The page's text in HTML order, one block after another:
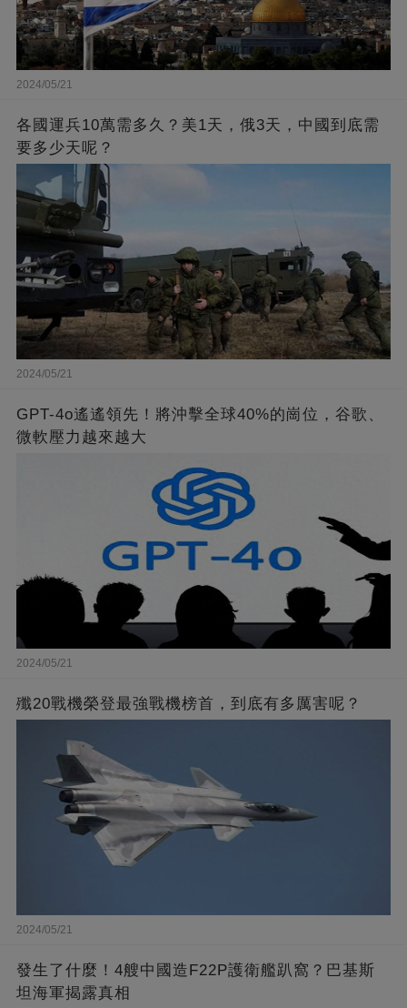
2024/05/21
各國運兵10萬需多久？美1天，俄3天，中國到底需
要多少天呢？
2024/05/21
GPT-4o遙遙領先！將沖擊全球40%的崗位，谷歌、
微軟壓力越來越大
2024/05/21
殲20戰機榮登最強戰機榜首，到底有多厲害呢？
2024/05/21
發生了什麼！4艘中國造F22P護衛艦趴窩？巴基斯
坦海軍揭露真相